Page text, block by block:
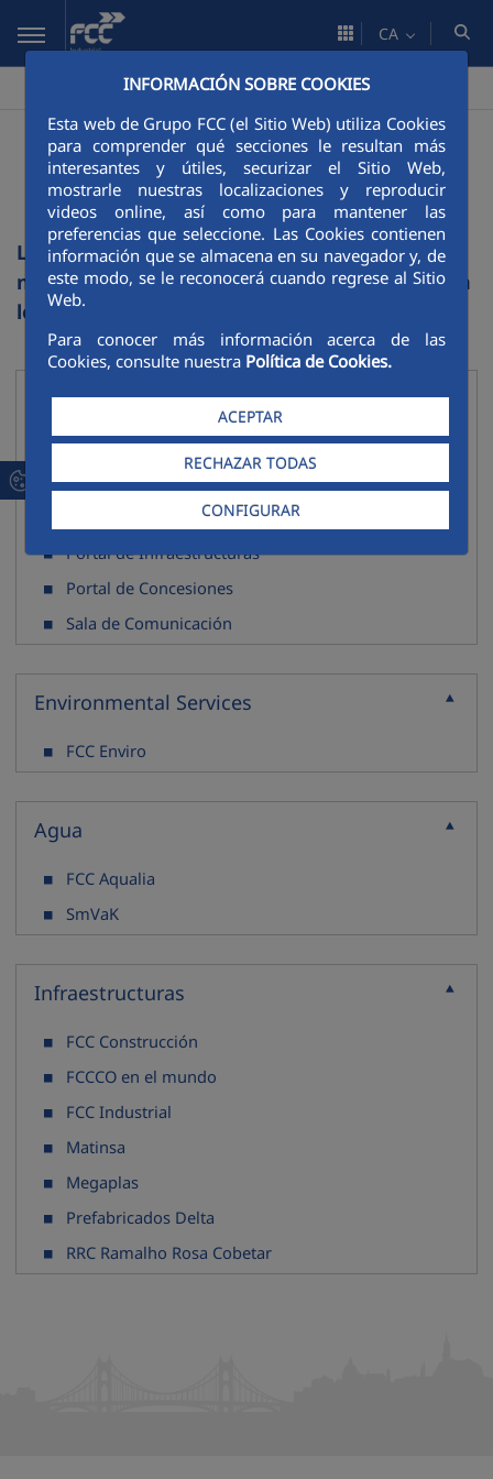
Salta al contingut principal
INFORMACIÓN SOBRE COOKIES
Esta web de Grupo FCC (el Sitio Web) utiliza Cookies
para comprender qué secciones le resultan más
interesantes y útiles, securizar el Sitio Web,
mostrarle nuestras localizaciones y reproducir
videos online, así como para mantener las
preferencias que seleccione. Las Cookies contienen
información que se almacena en su navegador y, de
este modo, se le reconocerá cuando regrese al Sitio
Web.
Para conocer más información acerca de las
Cookies, consulte nuestra Política de Cookies.
ACEPTAR
RECHAZAR TODAS
CONFIGURAR
CA
>Webs del Grup
Listado de sitios web de
FCC
La actividad de FCC en cada ámbito de
negocio se desarrolló con más profundidad en
los siguientes sitios web:
Corporativo
Web Corporativa
Portal de Servicios medioambientales
Portal de Infraestructuras
Portal de Concesiones
Sala de Comunicación
Environmental Services
FCC Enviro
Agua
FCC Aqualia
SmVaK
Infraestructuras
FCC Construcción
FCCCO en el mundo
FCC Industrial
Matinsa
Megaplas
Prefabricados Delta
RRC Ramalho Rosa Cobetar